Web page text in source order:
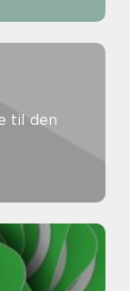
til den